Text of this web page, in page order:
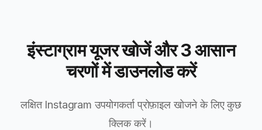
इंस्टाग्राम यूजर खोजें और 3 आसान
चरणों में डाउनलोड करें
लक्षित Instagram उपयोगकर्ता प्रोफ़ाइल खोजने के लिए कुछ
क्लिक करें।